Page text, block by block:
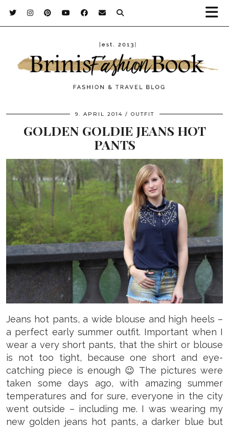
9. APRIL 2014 OUTFIT
GOLDEN GOLDIE JEANS HOT
PANTS
Jeans hot pants, a wide blouse and high heels –
a perfect early summer outfit. Important when I
wear a very short pants, that the shirt or blouse
is not too tight, because one short and eye-
catching piece is enough 😉 The pictures were
taken some days ago, with amazing summer
temperatures and for sure, everyone in the city
went outside – including me. I was wearing my
new golden jeans hot pants, a darker blue but